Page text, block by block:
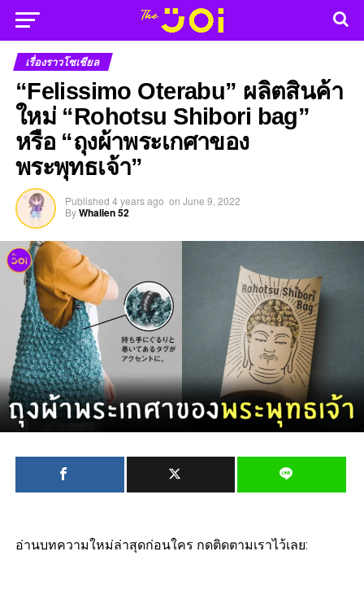
เรื่องราวโซเชียล
“Felissimo Oterabu” ผลิตสินค้า
ใหม่ “Rohotsu Shibori bag”
หรือ “ถุงผ้าพระเกศาของ
พระพุทธเจ้า”
Published 4 years ago on June 9, 2022
ByWhalien 52
อ่านบทความใหม่ล่าสุดก่อนใคร กดติดตามเราไว้เลย: